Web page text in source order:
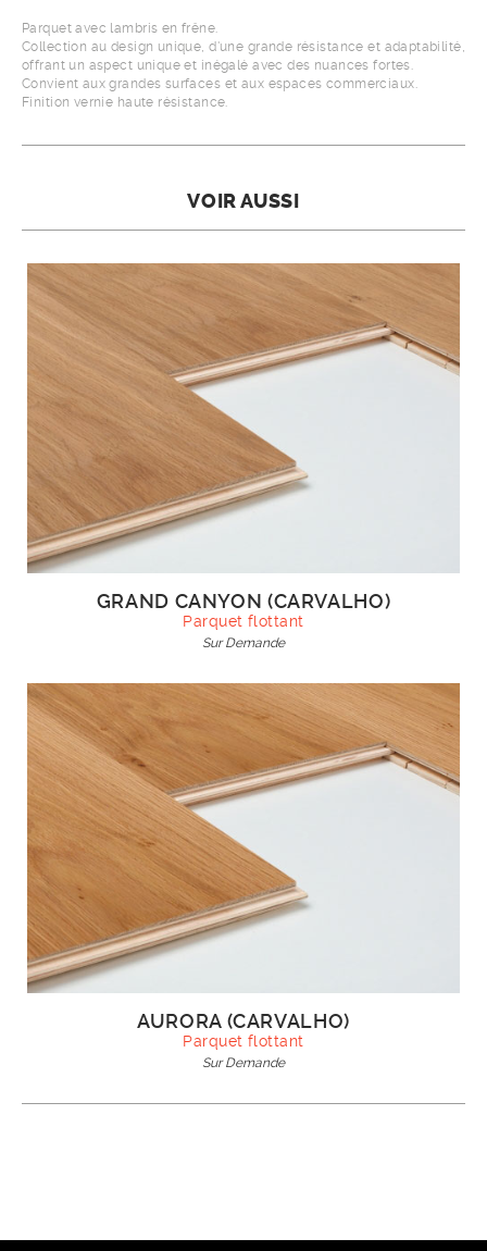
Parquet avec lambris en frêne.
Collection au design unique, d'une grande résistance et adaptabilité,
offrant un aspect unique et inégalé avec des nuances fortes.
Convient aux grandes surfaces et aux espaces commerciaux.
Finition vernie haute résistance.
VOIR AUSSI
GRAND CANYON (CARVALHO)
Parquet flottant
Sur Demande
AURORA (CARVALHO)
Parquet flottant
Sur Demande